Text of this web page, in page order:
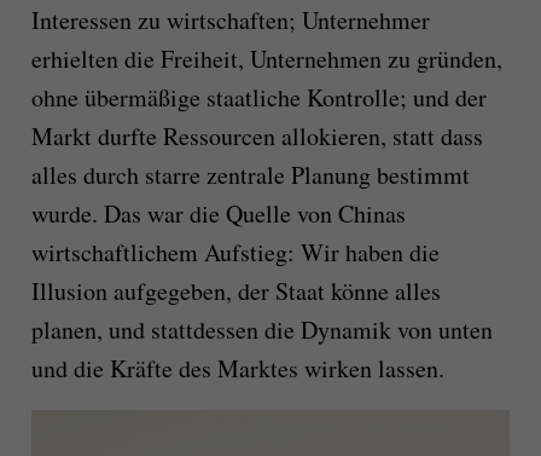
Interessen zu wirtschaften; Unternehmer
erhielten die Freiheit, Unternehmen zu gründen,
ohne übermäßige staatliche Kontrolle; und der
Markt durfte Ressourcen allokieren, statt dass
alles durch starre zentrale Planung bestimmt
wurde. Das war die Quelle von Chinas
wirtschaftlichem Aufstieg: Wir haben die
Illusion aufgegeben, der Staat könne alles
planen, und stattdessen die Dynamik von unten
und die Kräfte des Marktes wirken lassen.